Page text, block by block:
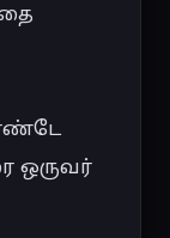
ஒருவர்